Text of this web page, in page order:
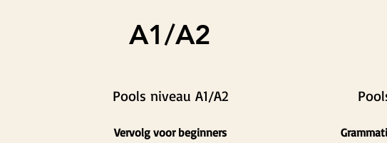
A1/A2
Pools niveau A1/A2
Vervolg voor beginners